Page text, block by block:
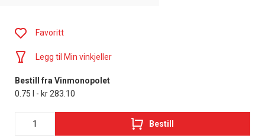
Favoritt
Legg til Min vinkjeller
Bestill fra Vinmonopolet
0.75 l - kr 283.10
Bestill